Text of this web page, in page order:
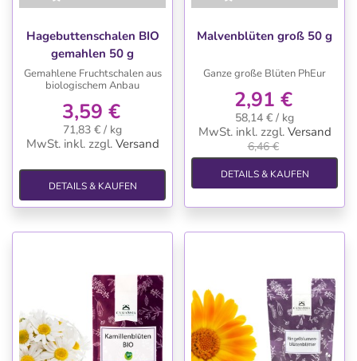
Hagebuttenschalen BIO
gemahlen 50 g
Gemahlene Fruchtschalen aus
biologischem Anbau
3,59 €
71,83 € / kg
MwSt. inkl. zzgl. Versand
DETAILS & KAUFEN
Malvenblüten groß 50 g
Ganze große Blüten PhEur
2,91 €
58,14 € / kg
MwSt. inkl. zzgl. Versand
6,46 €
DETAILS & KAUFEN